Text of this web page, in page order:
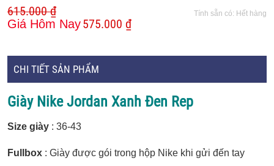
Tính sẵn có: Hết hàng
615.000 ₫
Giá Hôm Nay575.000 ₫
CHI TIẾT SẢN PHẨM
Giày Nike Jordan Xanh Đen Rep
Size giày : 36-43
Fullbox : Giày được gói trong hộp Nike khi gửi đến tay